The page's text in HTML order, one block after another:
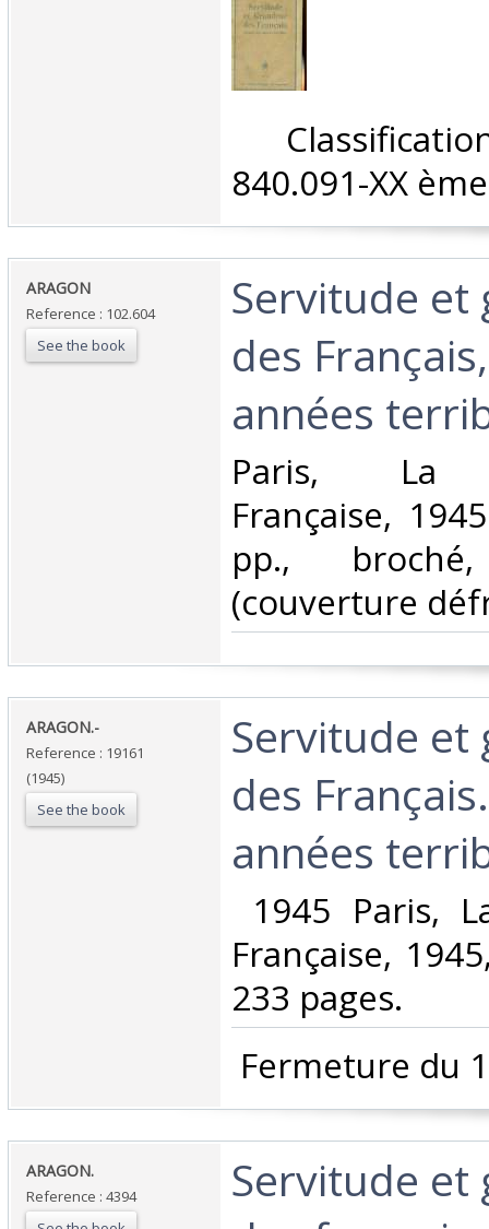
840.091-XX
‎ARAGON‎
Reference : 102.604
See the book
‎Servitude et
des
années
‎Paris, La
Française,
pp.,
(couverture
‎ARAGON.-‎
Reference : 19161
(1945)
See the book
‎Servitude et
des
années
1945 Paris,
Française,
233 pages. ‎
Fermeture du
‎ARAGON.‎
Reference : 4394
‎Servitude et